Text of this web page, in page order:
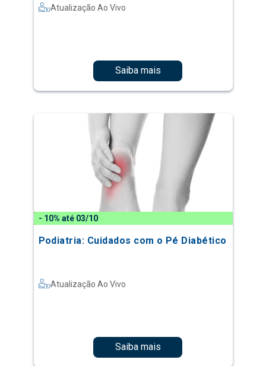
Atualização Ao Vivo
Saiba mais
- 10% até 03/10
Podiatria: Cuidados com o Pé Diabético
Atualização Ao Vivo
Saiba mais